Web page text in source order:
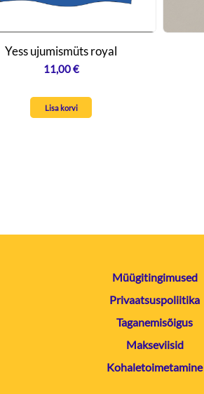
Yess ujumismüts royal
11,00€
Lisa korvi
Müügitingimused
Privaatsuspoliitika
Taganemisõigus
Makseviisid
Kohaletoimetamine